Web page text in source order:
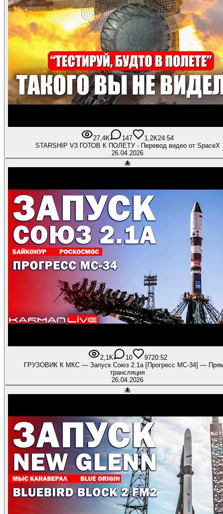
27,4K 147 1,2K24:54
STARSHIP V3 ГОТОВ К ПОЛЕТУ - Перевод видео от SpaceX
26.04.2026
🐙
2,1K 10 9720:52
ГРУЗОВИК К МКС — Запуск Союз 2.1а [Прогресс МС-34] —
трансляция
26.04.2026
🐙